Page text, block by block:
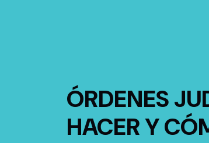
ÓRDENES
HACER Y